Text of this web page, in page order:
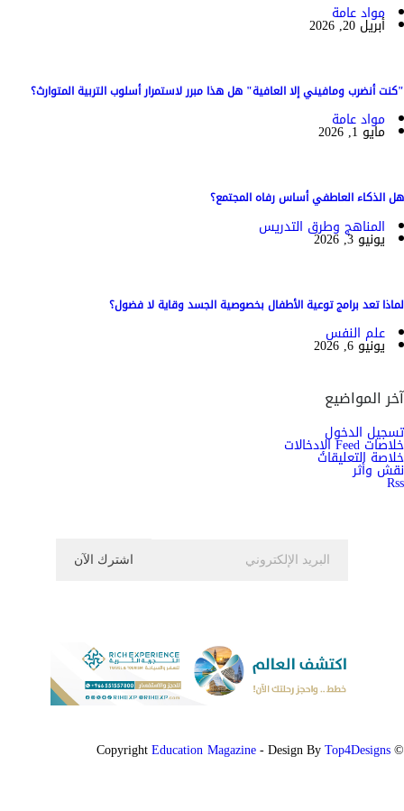
مواد عامة
أبريل 20, 2026
"كنت أنضرب ومافيني إلا العافية" هل هذا مبرر لاستمرار أسلوب التربية المتوارث؟
مواد عامة
مايو 1, 2026
هل الذكاء العاطفي أساس رفاه المجتمع؟
المناهج وطرق التدريس
يونيو 3, 2026
لماذا تعد برامج توعية الأطفال بخصوصية الجسد وقاية لا فضول؟
علم النفس
يونيو 6, 2026
آخر المواضيع
تسجيل الدخول
خلاصات Feed الإدخالات
خلاصة التعليقات
نقش وأثر
Rss
© Copyright
Education Magazine - Design By Top4Designs